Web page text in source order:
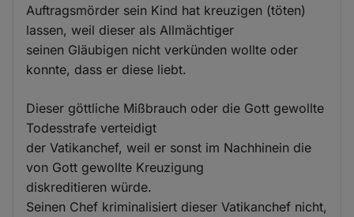
Auftragsmörder sein Kind hat kreuzigen (töten)
lassen, weil dieser als Allmächtiger
seinen Gläubigen nicht verkünden wollte oder
konnte, dass er diese liebt.
Dieser göttliche Mißbrauch oder die Gott gewollte
Todesstrafe verteidigt
der Vatikanchef, weil er sonst im Nachhinein die
von Gott gewollte Kreuzigung
diskreditieren würde.
Seinen Chef kriminalisiert dieser Vatikanchef nicht,